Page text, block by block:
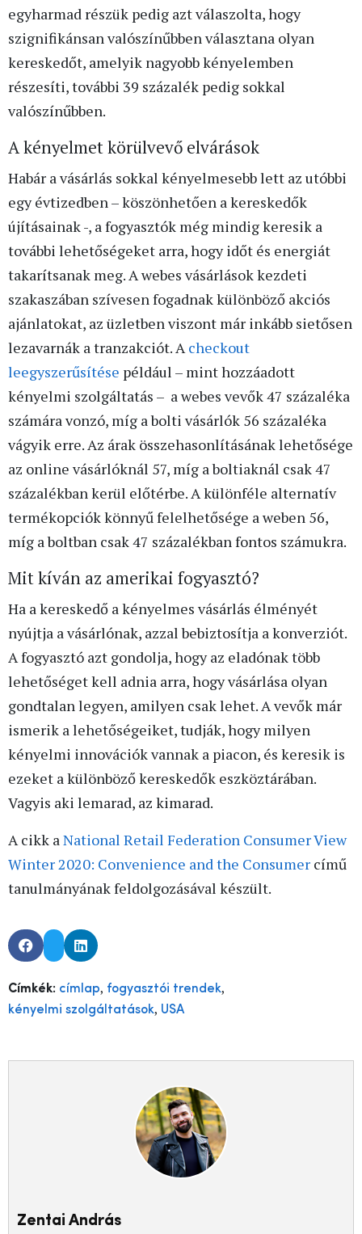
egyharmad részük pedig azt válaszolta, hogy
szignifikánsan valószínűbben választana olyan
kereskedőt, amelyik nagyobb kényelemben
részesíti, további 39 százalék pedig sokkal
valószínűbben.
A kényelmet körülvevő elvárások
Habár a vásárlás sokkal kényelmesebb lett az utóbbi
egy évtizedben – köszönhetően a kereskedők
újításainak -, a fogyasztók még mindig keresik a
további lehetőségeket arra, hogy időt és energiát
takarítsanak meg. A webes vásárlások kezdeti
szakaszában szívesen fogadnak különböző akciós
ajánlatokat, az üzletben viszont már inkább sietősen
lezavarnák a tranzakciót. Acheckout
leegyszerűsítése például – mint hozzáadott
kényelmi szolgáltatás – a webes vevők 47 százaléka
számára vonzó, míg a bolti vásárlók 56 százaléka
vágyik erre. Az árak összehasonlításának lehetősége
az online vásárlóknál 57, míg a boltiaknál csak 47
százalékban kerül előtérbe. A különféle alternatív
termékopciók könnyű felelhetősége a weben 56,
míg a boltban csak 47 százalékban fontos számukra.
Mit kíván az amerikai fogyasztó?
Ha a kereskedő a kényelmes vásárlás élményét
nyújtja a vásárlónak, azzal bebiztosítja a konverziót.
A fogyasztó azt gondolja, hogy az eladónak több
lehetőséget kell adnia arra, hogy vásárlása olyan
gondtalan legyen, amilyen csak lehet. A vevők már
ismerik a lehetőségeiket, tudják, hogy milyen
kényelmi innovációk vannak a piacon, és keresik is
ezeket a különböző kereskedők eszköztárában.
Vagyis aki lemarad, az kimarad.
A cikk aNational Retail Federation Consumer View
Winter 2020: Convenience and the Consumer című
tanulmányának feldolgozásával készült.
Címkék: címlap, fogyasztói trendek,
kényelmi szolgáltatások, USA
Zentai András